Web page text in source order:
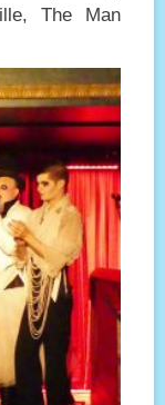
The Man